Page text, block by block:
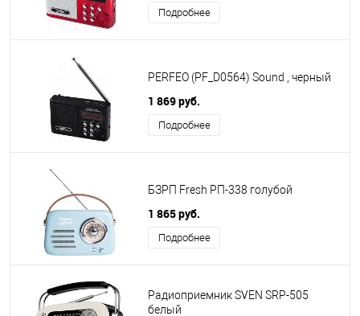
Подробнее
PERFEO (PF_D0564) Sound , черный
1 869 руб.
Подробнее
БЗРП Fresh РП-338 голубой
1 865 руб.
Подробнее
Радиоприемник SVEN SRP-505
белый